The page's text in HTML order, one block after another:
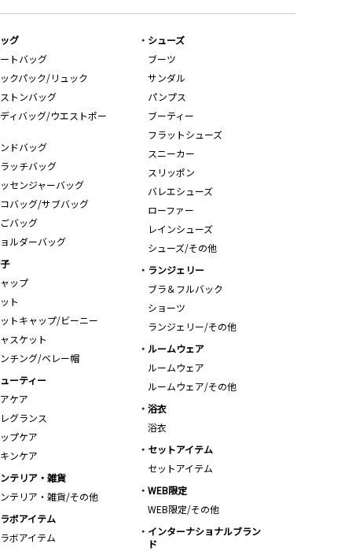
グ
トバッグ
クパック/リュック
トンバッグ
ィバッグ/ウエストポー
ドバッグ
ッチバッグ
センジャーバッグ
バッグ/サブバッグ
バッグ
ルダーバッグ
シューズ
ブーツ
サンダル
パンプス
ブーティー
フラットシューズ
スニーカー
スリッポン
バレエシューズ
ローファー
レインシューズ
シューズ/その他
ップ
ト
トキャップ/ビーニー
スケット
チング/ベレー帽
ランジェリー
ブラ＆フルバック
ショーツ
ランジェリー/その他
ルームウェア
ルームウェア
ルームウェア/その他
ーティー
ケア
グランス
プケア
ンケア
浴衣
浴衣
セットアイテム
セットアイテム
テリア・雑貨
テリア・雑貨/その他
WEB限定
WEB限定/その他
ボアイテム
ボアイテム
インターナショナルブラン
ド